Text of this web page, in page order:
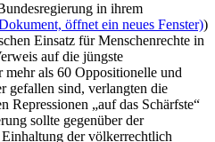
in ihrem
öffnet ein neues Fenster))
Einsatz für Menschenrechte in
auf die jüngste
mehr als 60 Oppositionelle und
gefallen sind, verlangten die
Repressionen „auf das Schärfste“
sollte gegenüber der
der völkerrechtlich